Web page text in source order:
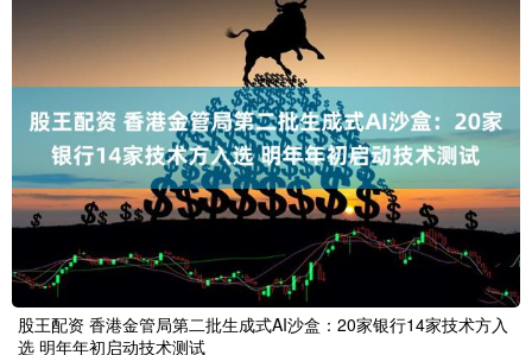
股王配资 香港金管局第二批生成式AI沙盒：20家银行14家技术方入
选 明年年初启动技术测试